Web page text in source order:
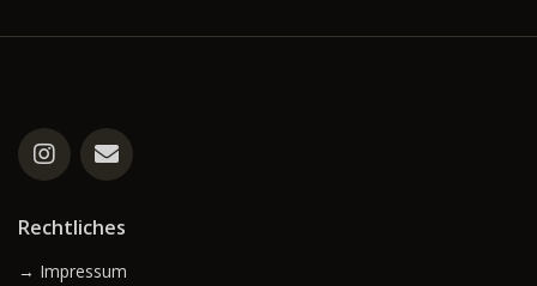
Rechtliches
→ Impressum